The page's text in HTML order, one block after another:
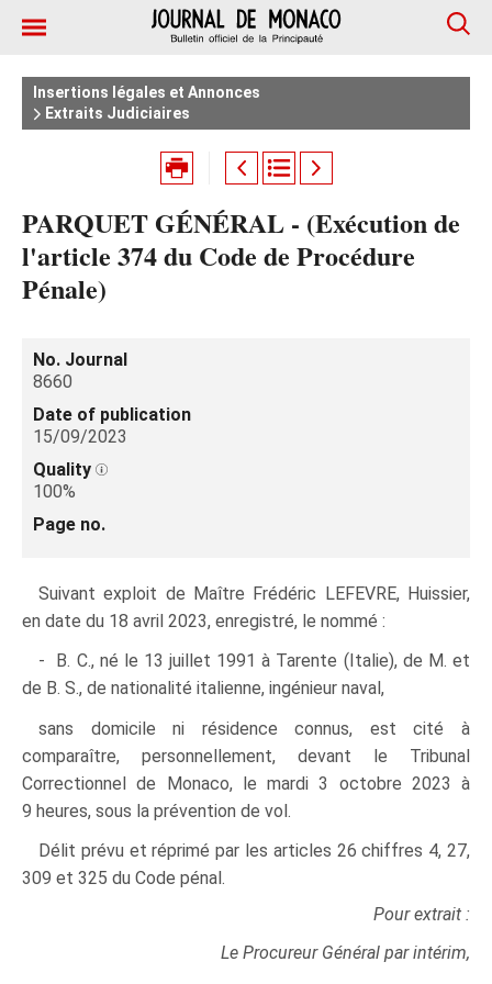
Insertions légales et Annonces
Extraits Judiciaires
PARQUET GÉNÉRAL - (Exécution de
l'article 374 du Code de Procédure
Pénale)
No. Journal
8660
Date of publication
15/09/2023
Quality
100%
Page no.
Suivant exploit de Maître Frédéric LEFEVRE, Huissier,
en date du 18 avril 2023, enregistré, le nommé :
- B. C., né le 13 juillet 1991 à Tarente (Italie), de M. et
de B. S., de nationalité italienne, ingénieur naval,
sans domicile ni résidence connus, est cité à
comparaître, personnellement, devant le Tribunal
Correctionnel de Monaco, le mardi 3 octobre 2023 à
9 heures, sous la prévention de vol.
Délit prévu et réprimé par les articles 26 chiffres 4, 27,
309 et 325 du Code pénal.
Pour extrait :
Le Procureur Général par intérim,